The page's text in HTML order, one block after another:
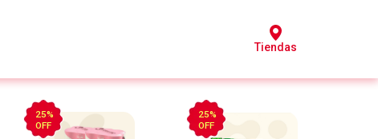
Tiendas
25%
OFF
25%
OFF